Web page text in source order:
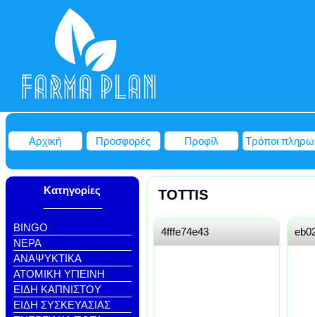
Αρχική Προσφορές Προφίλ Τρόποι
Κατηγορίες
BINGO
NEΡΑ
ΑΝΑΨΥΚΤΙΚΑ
ΑΤΟΜΙΚΗ ΥΓΙΕΙΝΗ
ΕΙΔΗ ΚΑΠΝΙΣΤΟΥ
ΕΙΔΗ ΣΥΣΚΕΥΑΣΙΑΣ
TOTTIS
4fffe74e43